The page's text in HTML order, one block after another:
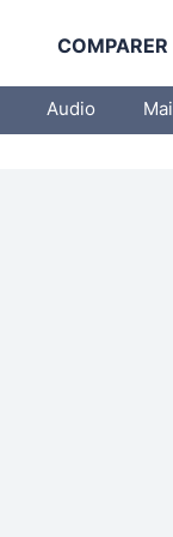
COMPARER
Audio